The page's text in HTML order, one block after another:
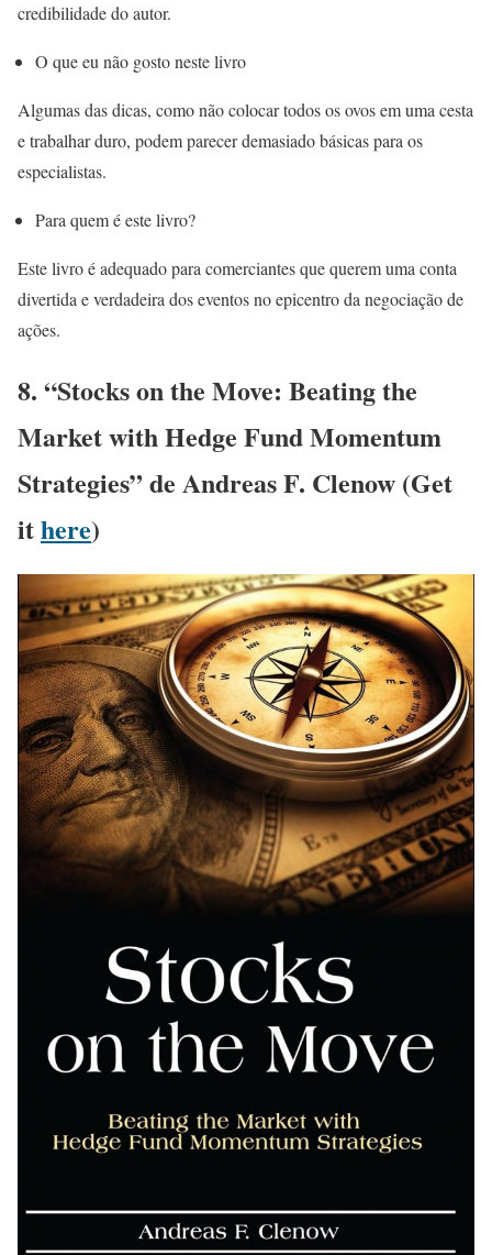
credibilidade do autor.
O que eu não gosto neste livro
Algumas das dicas, como não colocar todos os ovos em uma cesta
e trabalhar duro, podem parecer demasiado básicas para os
especialistas.
Para quem é este livro?
Este livro é adequado para comerciantes que querem uma conta
divertida e verdadeira dos eventos no epicentro da negociação de
ações.
8. “Stocks on the Move: Beating the
Market with Hedge Fund Momentum
Strategies” de Andreas F. Clenow (Get
ithere)